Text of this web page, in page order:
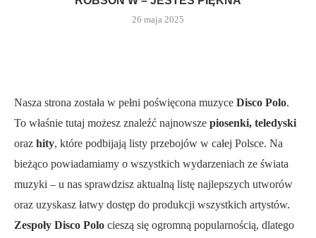
26 maja 2025
Nasza strona została w pełni poświęcona muzyce Disco Polo.
To właśnie tutaj możesz znaleźć najnowsze piosenki, teledyski
oraz hity, które podbijają listy przebojów w całej Polsce. Na
bieżąco powiadamiamy o wszystkich wydarzeniach ze świata
muzyki – u nas sprawdzisz aktualną listę najlepszych utworów
oraz uzyskasz łatwy dostęp do produkcji wszystkich artystów.
Zespoły Disco Polo cieszą się ogromną popularnością, dlatego